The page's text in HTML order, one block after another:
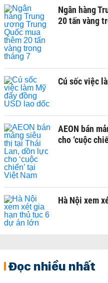
Ngân hàng
20 tấn vàng
Cú sốc việc
AEON bán
cho ‘cuộc
Hà Nội xem
Đọc nhiều nhất